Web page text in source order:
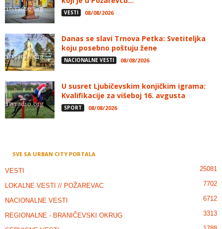
VESTI 08/08/2026
Danas se slavi Trnova Petka: Svetiteljka
koju posebno poštuju žene
NACIONALNE VESTI 08/08/2026
U susret Ljubičevskim konjičkim igrama:
Kvalifikacije za višeboj 16. avgusta
SPORT 08/08/2026
SVE SA URBAN CITY PORTALA
VESTI 25081
LOKALNE VESTI // POŽAREVAC 7702
NACIONALNE VESTI 6712
REGIONALNE - BRANIČEVSKI OKRUG 3313